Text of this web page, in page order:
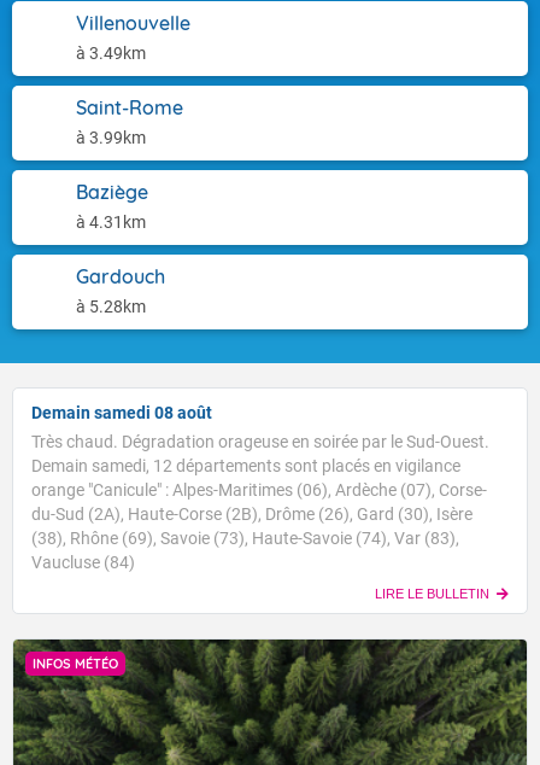
Villenouvelle
à 3.49km
Saint-Rome
à 3.99km
Baziège
à 4.31km
Gardouch
à 5.28km
Demain samedi 08 août
Très chaud. Dégradation orageuse en soirée par le Sud-Ouest.
Demain samedi, 12 départements sont placés en vigilance
orange "Canicule" : Alpes-Maritimes (06), Ardèche (07), Corse-
du-Sud (2A), Haute-Corse (2B), Drôme (26), Gard (30), Isère
(38), Rhône (69), Savoie (73), Haute-Savoie (74), Var (83),
Vaucluse (84)
LIRE LE BULLETIN
INFOS MÉTÉO